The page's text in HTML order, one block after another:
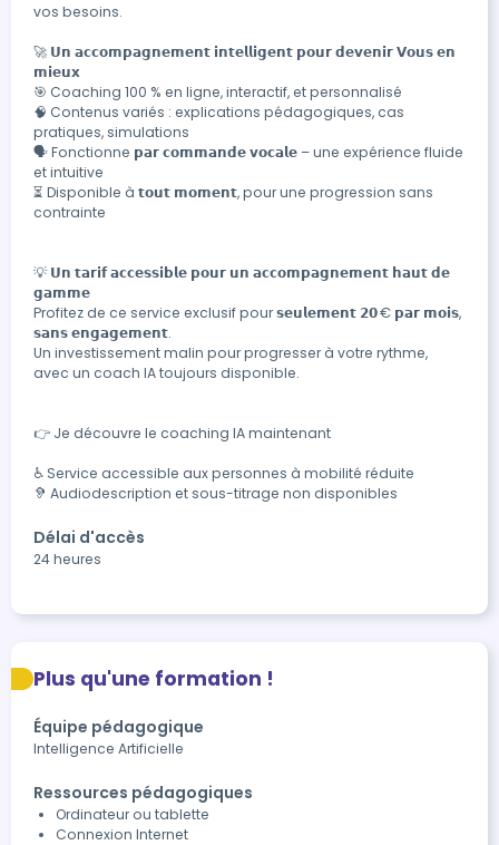
vos besoins.
🚀 𝗨𝗻 𝗮𝗰𝗰𝗼𝗺𝗽𝗮𝗴𝗻𝗲𝗺𝗲𝗻𝘁 𝗶𝗻𝘁𝗲𝗹𝗹𝗶𝗴𝗲𝗻𝘁 𝗽𝗼𝘂𝗿 𝗱𝗲𝘃𝗲𝗻𝗶𝗿 𝗩𝗼𝘂𝘀 𝗲𝗻
𝗺𝗶𝗲𝘂𝘅
🎯 Coaching 100 % en ligne, interactif, et personnalisé
🧠 Contenus variés : explications pédagogiques, cas
pratiques, simulations
🗣 Fonctionne 𝗽𝗮𝗿 𝗰𝗼𝗺𝗺𝗮𝗻𝗱𝗲 𝘃𝗼𝗰𝗮𝗹𝗲 – une expérience fluide
et intuitive
⏳ Disponible à 𝘁𝗼𝘂𝘁 𝗺𝗼𝗺𝗲𝗻𝘁, pour une progression sans
contrainte
💡 𝗨𝗻 𝘁𝗮𝗿𝗶𝗳 𝗮𝗰𝗰𝗲𝘀𝘀𝗶𝗯𝗹𝗲 𝗽𝗼𝘂𝗿 𝘂𝗻 𝗮𝗰𝗰𝗼𝗺𝗽𝗮𝗴𝗻𝗲𝗺𝗲𝗻𝘁 𝗵𝗮𝘂𝘁 𝗱𝗲
𝗴𝗮𝗺𝗺𝗲
Profitez de ce service exclusif pour 𝘀𝗲𝘂𝗹𝗲𝗺𝗲𝗻𝘁 𝟮𝟬 € 𝗽𝗮𝗿 𝗺𝗼𝗶𝘀,
𝘀𝗮𝗻𝘀 𝗲𝗻𝗴𝗮𝗴𝗲𝗺𝗲𝗻𝘁.
Un investissement malin pour progresser à votre rythme,
avec un coach IA toujours disponible.
👉 Je découvre le coaching IA maintenant
♿ Service accessible aux personnes à mobilité réduite
🦻 Audiodescription et sous-titrage non disponibles
Délai d'accès
24 heures
Plus qu'une formation !
Équipe pédagogique
Intelligence Artificielle
Ressources pédagogiques
Ordinateur ou tablette
Connexion Internet